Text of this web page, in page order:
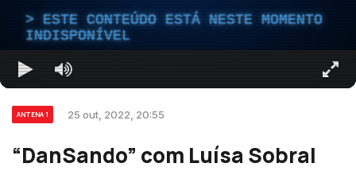
ESTE CONTEÚDO ESTÁ NESTE MOMENTO
INDISPONÍVEL
ANTENA 1 25 out, 2022, 20:55
“DanSando” com Luísa Sobral